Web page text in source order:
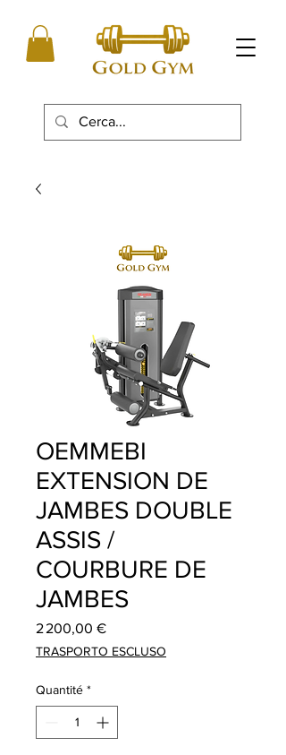
OEMMEBI
EXTENSION DE
JAMBES DOUBLE
ASSIS /
COURBURE DE
JAMBES
2 200,00 €Prix
TRASPORTO ESCLUSO
Quantité *